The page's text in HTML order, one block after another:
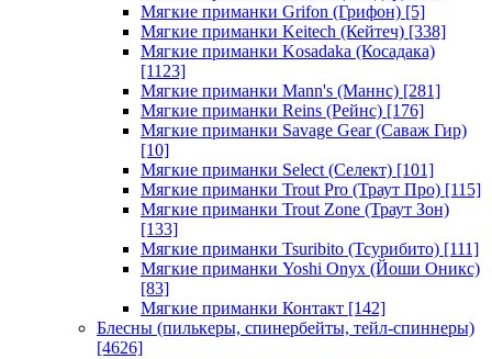
Мягкие приманки Grifon (Грифон) [5]
Мягкие приманки Keitech (Кейтеч) [338]
Мягкие приманки Kosadaka (Косадака)
[1123]
Мягкие приманки Mann's (Маннс) [281]
Мягкие приманки Reins (Рейнс) [176]
Мягкие приманки Savage Gear (Саваж Гир)
[10]
Мягкие приманки Select (Селект) [101]
Мягкие приманки Trout Pro (Траут Про) [115]
Мягкие приманки Trout Zone (Траут Зон)
[133]
Мягкие приманки Tsuribito (Тсурибито) [111]
Мягкие приманки Yoshi Onyx (Йоши Оникс)
[83]
Мягкие приманки Контакт [142]
Блесны (пилькеры, спинербейты, тейл-спиннеры)
[4626]